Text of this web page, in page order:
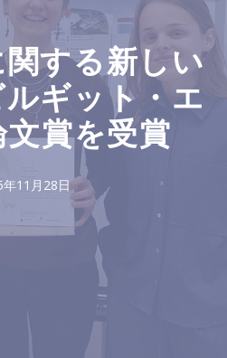
ー
関する新しい
ギット・エ
賞を受賞
年11月28日